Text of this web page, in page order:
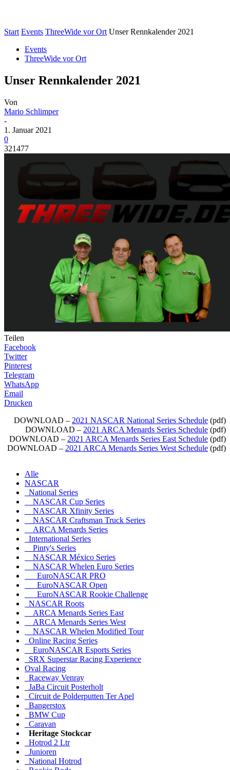
Start Events ThreeWide vor Ort Unser Rennkalender 2021
Events
ThreeWide vor Ort
Unser Rennkalender 2021
Von
Mario Schlimper
-
1. Januar 2021
0
321477
Teilen
Facebook
Twitter
Pinterest
Telegram
WhatsApp
Email
Drucken
DOWNLOAD – 2021 NASCAR National Series Schedule (pdf)
DOWNLOAD – 2021 ARCA Menards Series Schedule (pdf)
DOWNLOAD – 2021 ARCA Menards Series East Schedule (pdf)
DOWNLOAD – 2021 ARCA Menards Series West Schedule (pdf)
Alle
NASCAR
National Series
NASCAR Cup Series
NASCAR Xfinity Series
NASCAR Craftsman Truck Series
ARCA Menards Series
International Series
Pinty's Series
NASCAR México Series
NASCAR Whelen Euro Series
EuroNASCAR PRO
EuroNASCAR Open
EuroNASCAR Rookie Challenge
NASCAR Roots
ARCA Menards Series East
ARCA Menards Series West
NASCAR Whelen Modified Tour
Online Racing Series
EuroNASCAR Esports Series
SRX Superstar Racing Experience
Oval Racing
Raceway Venray
JaBa Circuit Posterholt
Circuit de Polderputten Ter Apel
Bangerstox
BMW Cup
Caravan
Heritage Stockcar
Hotrod 2 Ltr
Junioren
National Hotrod